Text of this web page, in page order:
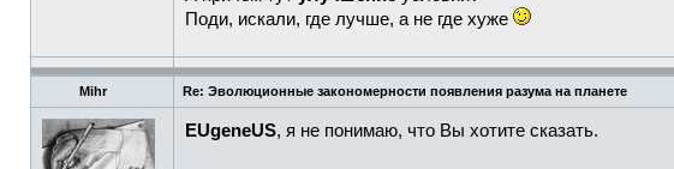
Поди, искали, где лучше, а не где хуже
Mihr Re: Эволюционные закономерности появления разума на планете
EUgeneUS, я не понимаю, что Вы хотите сказать.